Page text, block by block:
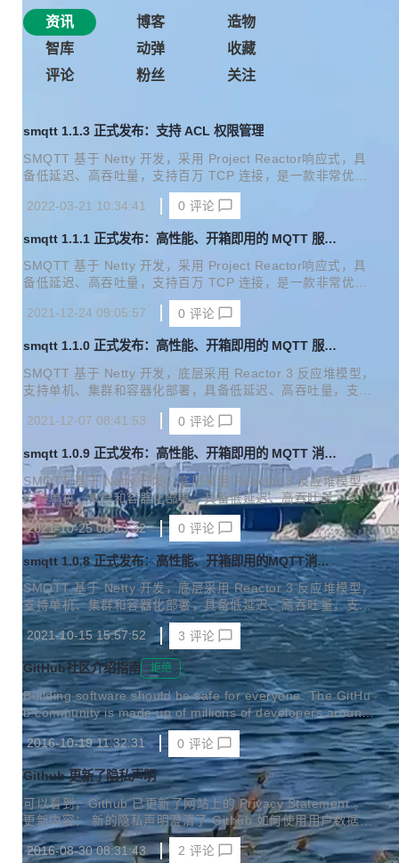
资讯 博客
造物
智库
动弹
收藏
评论
粉丝 关注
smqtt 1.1.3 正式发布：支持 ACL 权限管理
SMQTT 基于 Netty 开发，采用 Project Reactor响应式，具
备低延迟、高吞吐量，支持百万 TCP 连接，是一款非常优秀
的消息中间件！ 目前已有功能： 支持单机、集群和容器化部
署 支持多种协议交互 规则引擎 Grafana监控 系统事件 ACL权
规则引起MQTT客户端支持重连 可通过smqtt前端界面管理AC
L权限配置。
2022-03-21 10:34:41 0 评论
smqtt 1.1.1 正式发布：高性能、开箱即用的 MQTT 服务
器
SMQTT 基于 Netty 开发，采用 Project Reactor响应式，具
备低延迟、高吞吐量，支持百万 TCP 连接，是一款非常优秀
的消息中间件！ 支持单机、集群和容器化部署 支持多种协议
交互 规则引擎 Grafana监控 系统事件 smqtt 目前拥有的功能
接模式 解决规则引擎json转化bug 移除schedule ack消息，
使用时间轮管理 smqtt 正在参加2021年度OSC中国开源项目
评选： 投票地址： https://www.oschina.net/project/top_cn_
2021-12-24 09:05:57 0 评论
smqtt 1.1.0 正式发布：高性能、开箱即用的 MQTT 服务
器
SMQTT 基于 Netty 开发，底层采用 Reactor 3 反应堆模型，
支持单机、集群和容器化部署，具备低延迟、高吞吐量，支持
百万 TCP 连接，同时支持多种协议交互、规则引擎、Grafan
a监控、系统事件，是一款非常优秀的消息中间件！ smqtt 目
b，prometheusd数据源。 修复已知集群bug Grafana监控部
分截图 文档地址：http://wiki.smqtt.cc/docs/smqtt/monitor/
1.monitor.html smqtt-application ，应用程序监控 smqtt-j...
2021-12-07 08:41:53 0 评论
smqtt 1.0.9 正式发布：高性能、开箱即用的 MQTT 消息
代理
SMQTT 基于 Netty 开发，底层采用 Reactor 3 反应堆模型，
支持单机、集群和容器化部署，具备低延迟、高吞吐量，支持
百万 TCP 连接，同时支持多种协议交互、规则引擎，是一款
非常优秀的消息中间件！ smqtt 目前拥有的功能如下： 更新
日志 新增系统事件类型 设备离线事件 设备在线事件
2021-10-25 08:13:32 0 评论
smqtt 1.0.8 正式发布：高性能、开箱即用的MQTT消息
代理
SMQTT 基于 Netty 开发，底层采用 Reactor 3 反应堆模型，
支持单机、集群和容器化部署，具备低延迟、高吞吐量，支持
百万 TCP 连接，同时支持多种协议交互、规则引擎，是一款
非常优秀的消息中间件！ smqtt 目前拥有的功能如下： 更新
日志 新增规则引擎，规则引擎支持Jexl3表达式 优化项目启动
配置类，支持yaml,properties 支持更多配置类参数 优化拦截
器 优化集群路由 认证接口添加clientIdentifie 支持配置常用的
外部数据源source，包括：mysql、rocketmq、kafka、rabbi
tmq 支持springboot启动starter 支持...
2021-10-15 15:57:52 3 评论
GitHub社区介绍指南 拒绝
Building software should be safe for everyone. The GitHu
b community is made up of millions of developers around
the world, ranging from the new developer who created th
eir first "Hello World" project to the most well-known softw
are developers in the world. We want the GitHub commun
ity to be a welcom...
2016-10-19 11:32:31 0 评论
Github 更新了隐私声明
可以看到，Github 已更新了网站上的 Privacy Statement 。
更新内容： 新的隐私声明澄清了 Github 如何使用用户数据的
一些事，以及如何许可第三方机构使用用户的个人信息。例
如，新的隐私条款介绍了诸如调研者、档案保管员这些人员会
2016-08-30 08:31:43 2 评论